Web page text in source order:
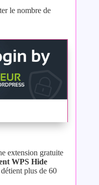
le nombre de
extension gratuite
WPS Hide
plus de 60